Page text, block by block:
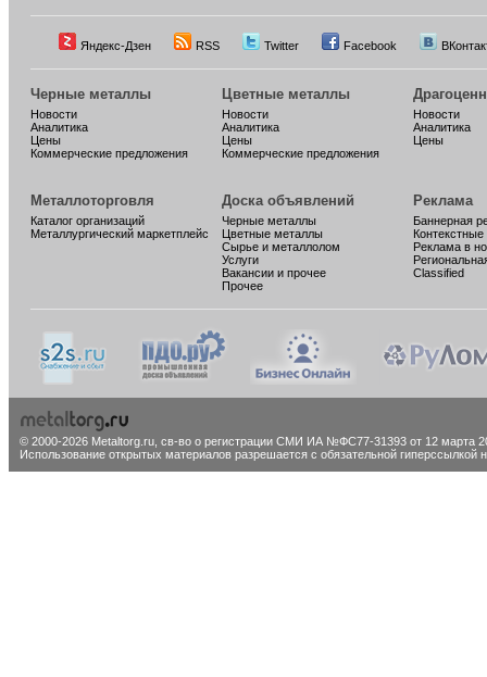
Яндекс-Дзен RSS Twitter Facebook
Черные металлы
Новости
Аналитика
Цены
Коммерческие предложения
Цветные металлы
Новости
Аналитика
Цены
Коммерческие предложения
Новости
Аналитика
Цены
Металлоторговля
Каталог организаций
Металлургический маркетплейс
Доска объявлений
Черные металлы
Цветные металлы
Сырье и металлолом
Услуги
Вакансии и прочее
Прочее
Реклама
Баннерная
Реклама в
Classified
© 2000-2026 Metaltorg.ru, св-во о регистрации СМИ ИА №ФС77-31393 от 12 марта
Использование открытых материалов разрешается с обязательной гиперссылкой